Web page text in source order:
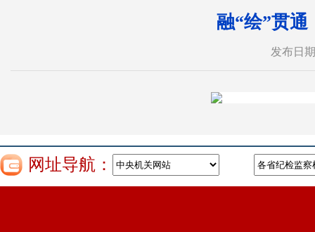
融“绘”贯
发布日
网址导航：